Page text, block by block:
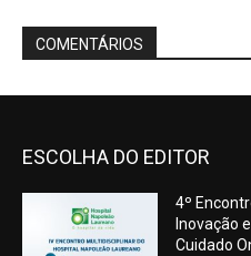
ESCOLHA DO EDITOR
4º
Inovação
Cuidado